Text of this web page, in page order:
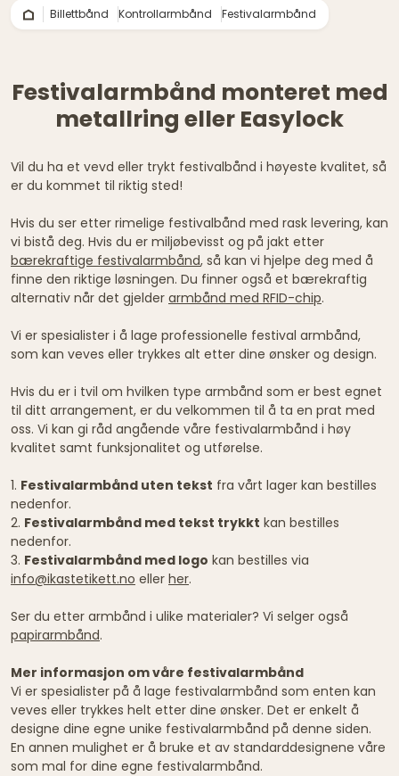
Billettbånd Kontrollarmbånd Festivalarmbånd
Festivalarmbånd monteret med
metallring eller Easylock
Vil du ha et vevd eller trykt festivalbånd i høyeste kvalitet, så
er du kommet til riktig sted!
Hvis du ser etter rimelige festivalbånd med rask levering, kan
vi bistå deg. Hvis du er miljøbevisst og på jakt etter
bærekraftige festivalarmbånd, så kan vi hjelpe deg med å
finne den riktige løsningen. Du finner også et bærekraftig
alternativ når det gjelder armbånd med RFID-chip.
Vi er spesialister i å lage professionelle festival armbånd,
som kan veves eller trykkes alt etter dine ønsker og design.
Hvis du er i tvil om hvilken type armbånd som er best egnet
til ditt arrangement, er du velkommen til å ta en prat med
oss. Vi kan gi råd angående våre festivalarmbånd i høy
kvalitet samt funksjonalitet og utførelse.
1. Festivalarmbånd uten tekst fra vårt lager kan bestilles
nedenfor.
2. Festivalarmbånd med tekst trykkt kan bestilles
nedenfor.
3. Festivalarmbånd med logo kan bestilles via
info@ikastetikett.no eller her.
Ser du etter armbånd i ulike materialer? Vi selger også
papirarmbånd.
Mer informasjon om våre festivalarmbånd
Vi er spesialister på å lage festivalarmbånd som enten kan
veves eller trykkes helt etter dine ønsker. Det er enkelt å
designe dine egne unike festivalarmbånd på denne siden.
En annen mulighet er å bruke et av standarddesignene våre
som mal for dine egne festivalarmbånd.